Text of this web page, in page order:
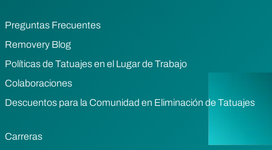
Preguntas Frecuentes
Removery Blog
Políticas de Tatuajes en el Lugar de Trabajo
Colaboraciones
Descuentos para la Comunidad en Eliminación de Tatuajes
Carreras